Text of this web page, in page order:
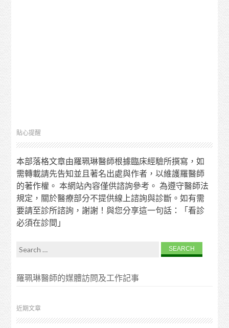
貼心提醒
本部落格文章由羅珮琳醫師根據臨床經驗所撰寫，如
需轉載請先告知並且著名出處與作者，以維護羅醫師
的著作權。 本網站內容僅供諮詢參考。 為遵守醫師法
規定，關於醫療部分不提供線上諮詢與診斷。如有需
要請至診所諮詢，謝謝！與您分享這一句話：「看診
必須在診間」
Search for:
羅珮琳醫師的媒體訪問及工作記事
近期文章